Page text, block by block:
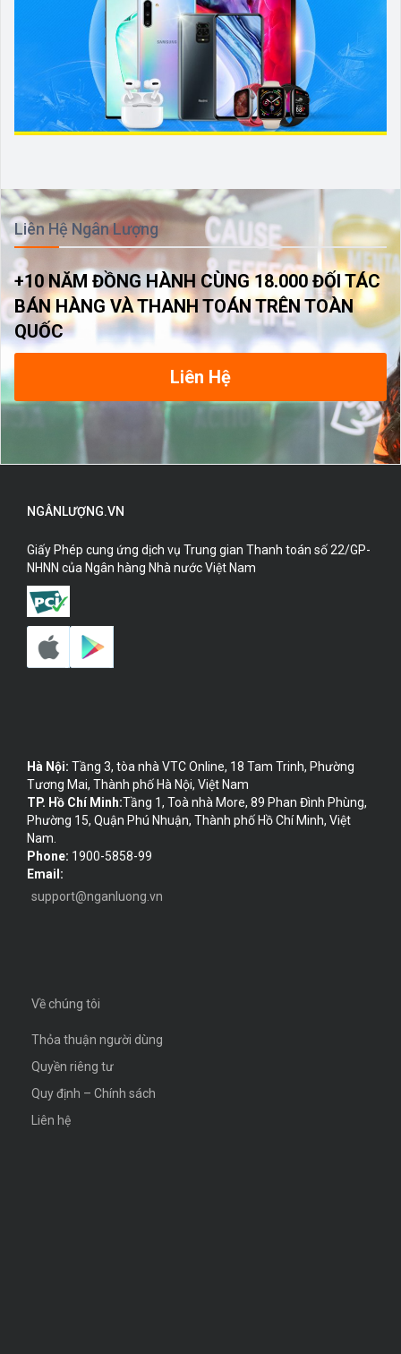
Liên Hệ Ngân Lượng
+10 NĂM ĐỒNG HÀNH CÙNG 18.000 ĐỐI TÁC
BÁN HÀNG VÀ THANH TOÁN TRÊN TOÀN
QUỐC
Liên Hệ
NGÂNLƯỢNG.VN
Giấy Phép cung ứng dịch vụ Trung gian Thanh toán số 22/GP-
NHNN của Ngân hàng Nhà nước Việt Nam
Hà Nội: Tầng 3, tòa nhà VTC Online, 18 Tam Trinh, Phường
Tương Mai, Thành phố Hà Nội, Việt Nam
TP. Hồ Chí Minh:Tầng 1, Toà nhà More, 89 Phan Đình Phùng,
Phường 15, Quận Phú Nhuận, Thành phố Hồ Chí Minh, Việt
Nam.
Phone: 1900-5858-99
Email:
support@nganluong.vn
Về chúng tôi
Thỏa thuận người dùng
Quyền riêng tư
Quy định – Chính sách
Liên hệ